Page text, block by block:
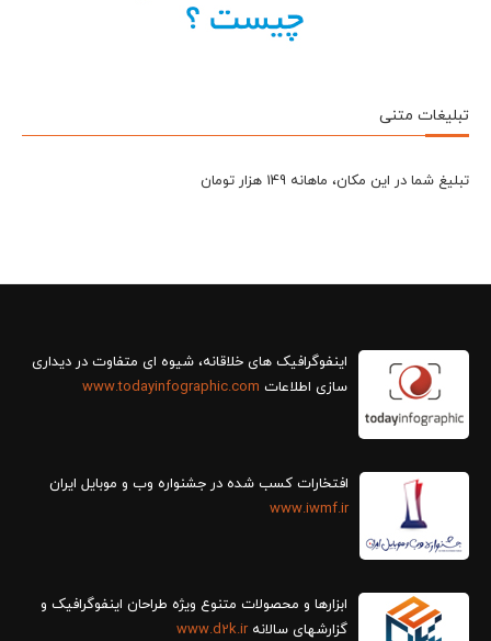
تبلیغات متنی
تبلیغ شما در این مکان، ماهانه 149 هزار تومان
سازی اطلاعات www.todayinfographic.com
افتخارات کسب شده در جشنواره وب و موبایل ایران
www.iwmf.ir
ابزارها و محصولات متنوع ویژه طراحان اینفوگرافیک و
گزارش‎های سالانه
www.d2k.ir